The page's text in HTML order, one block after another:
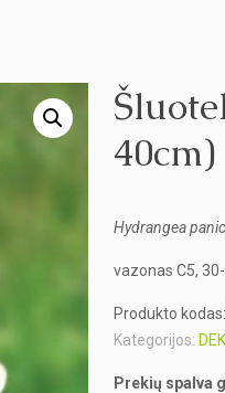
40cm)
Hydrangea
vazonas C5,
Produkto
Kategorijos:
Prekių spalva